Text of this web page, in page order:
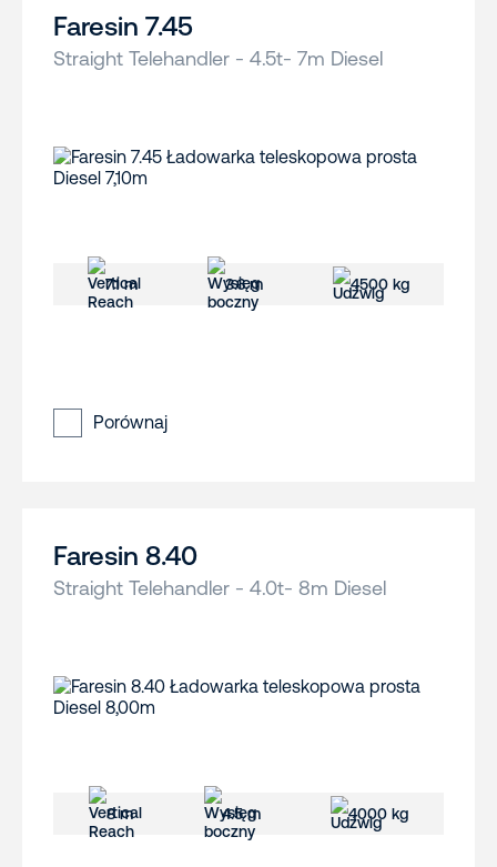
Faresin 7.45
Straight Telehandler - 4.5t- 7m Diesel
7.1 m 3.6 m 4500 kg
Porównaj
Faresin 8.40
Straight Telehandler - 4.0t- 8m Diesel
8 m 4.5 m 4000 kg